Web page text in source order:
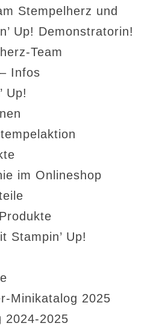
Stempelherz und
Up! Demonstratorin!
Team
Infos
Up!
im Onlineshop
Stampin’ Up!
Minikatalog 2025
2024-2025